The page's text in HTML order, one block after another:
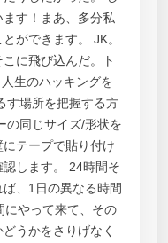
す！まあ、多分私
ができます。 JK。
に飛び込んだ。ト
生のハッキングを
す場所を把握する方
の同じサイズ/形状を
テープで貼り付け
します。 24時間そ
、1日の異なる時間
にやって来て、その
うかをさりげなく